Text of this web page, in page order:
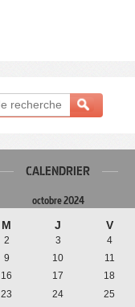
CALENDRIER
octobre 2024
M J V
2 3 4
9 10 11
16 17 18
23 24 25